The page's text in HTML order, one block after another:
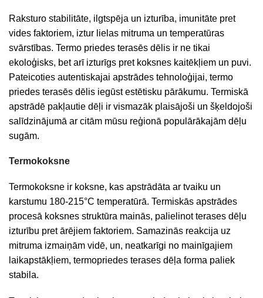
Raksturo stabilitāte, ilgtspēja un izturība, imunitāte pret
vides faktoriem, iztur lielas mitruma un temperatūras
svārstības. Termo priedes terasēs dēlis ir ne tikai
ekoloģisks, bet arī izturīgs pret koksnes kaitēkļiem un puvi.
Pateicoties autentiskajai apstrādes tehnoloģijai, termo
priedes terasēs dēlis iegūst estētisku pārākumu. Termiskā
apstrādē pakļautie dēļi ir vismazāk plaisājoši un šķeldojoši
salīdzinājumā ar citām mūsu reģionā populārākajām dēļu
sugām.
Termokoksne
Termokoksne ir koksne, kas apstrādāta ar tvaiku un
karstumu 180-215°C temperatūrā. Termiskās apstrādes
procesā koksnes struktūra mainās, palielinot terases dēļu
izturību pret ārējiem faktoriem. Samazinās reakcija uz
mitruma izmaiņām vidē, un, neatkarīgi no mainīgajiem
laikapstākļiem, termopriedes terases dēļa forma paliek
stabila.